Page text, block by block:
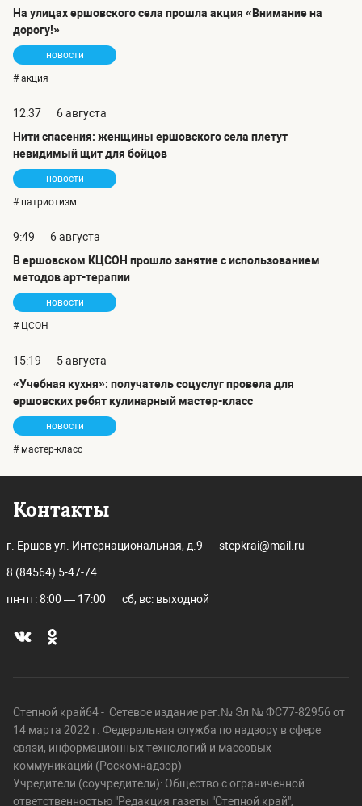
На улицах ершовского села прошла акция «Внимание на
дорогу!»
новости
# акция
12:37
6 августа
Нити спасения: женщины ершовского села плетут
невидимый щит для бойцов
новости
# патриотизм
9:49
6 августа
В ершовском КЦСОН прошло занятие с использованием
методов арт-терапии
новости
# ЦСОН
15:19
5 августа
«Учебная кухня»: получатель соцуслуг провела для
ершовских ребят кулинарный мастер-класс
новости
# мастер-класс
Контакты
г. Ершов ул. Интернациональная, д.9 stepkrai@mail.ru
8 (84564) 5-47-74
пн-пт: 8:00 — 17:00 сб, вс: выходной
Степной край64 - Сетевое издание рег.№ Эл № ФС77-82956 от
14 марта 2022 г. Федеральная служба по надзору в сфере
связи, информационных технологий и массовых
коммуникаций (Роскомнадзор)
Учредители (соучредители): Общество с ограниченной
ответственностью "Редакция газеты "Степной край",